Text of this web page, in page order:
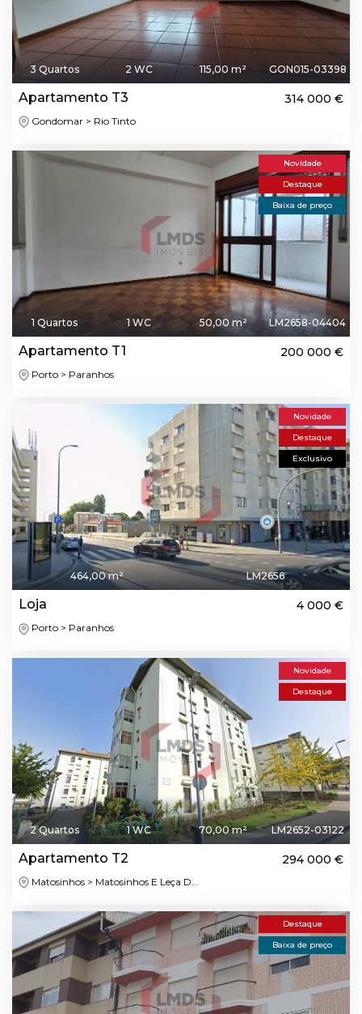
3 Quartos 2 WC 115,00 m² GON015-03398
Apartamento T3 314 000 €
Gondomar > Rio Tinto
Novidade
Destaque
Baixa de preço
1 Quartos 1 WC 50,00 m² LM2658-04404
Apartamento T1 200 000 €
Porto > Paranhos
Novidade
Destaque
Exclusivo
464,00 m² LM2656
Loja 4 000 €
Porto > Paranhos
Novidade
Destaque
2 Quartos 1 WC 70,00 m² LM2652-03122
Apartamento T2 294 000 €
Matosinhos > Matosinhos E Leça D...
Destaque
Baixa de preço